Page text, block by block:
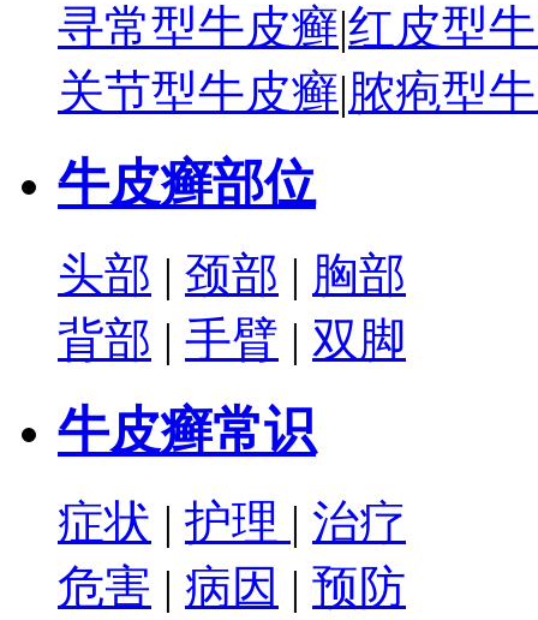
寻常型牛皮癣|红皮型
关节型牛皮癣|脓疱型
牛皮癣部位
头部 | 颈部 | 胸部
背部 | 手臂 | 双脚
牛皮癣常识
症状 | 护理 | 治疗
危害 | 病因 | 预防